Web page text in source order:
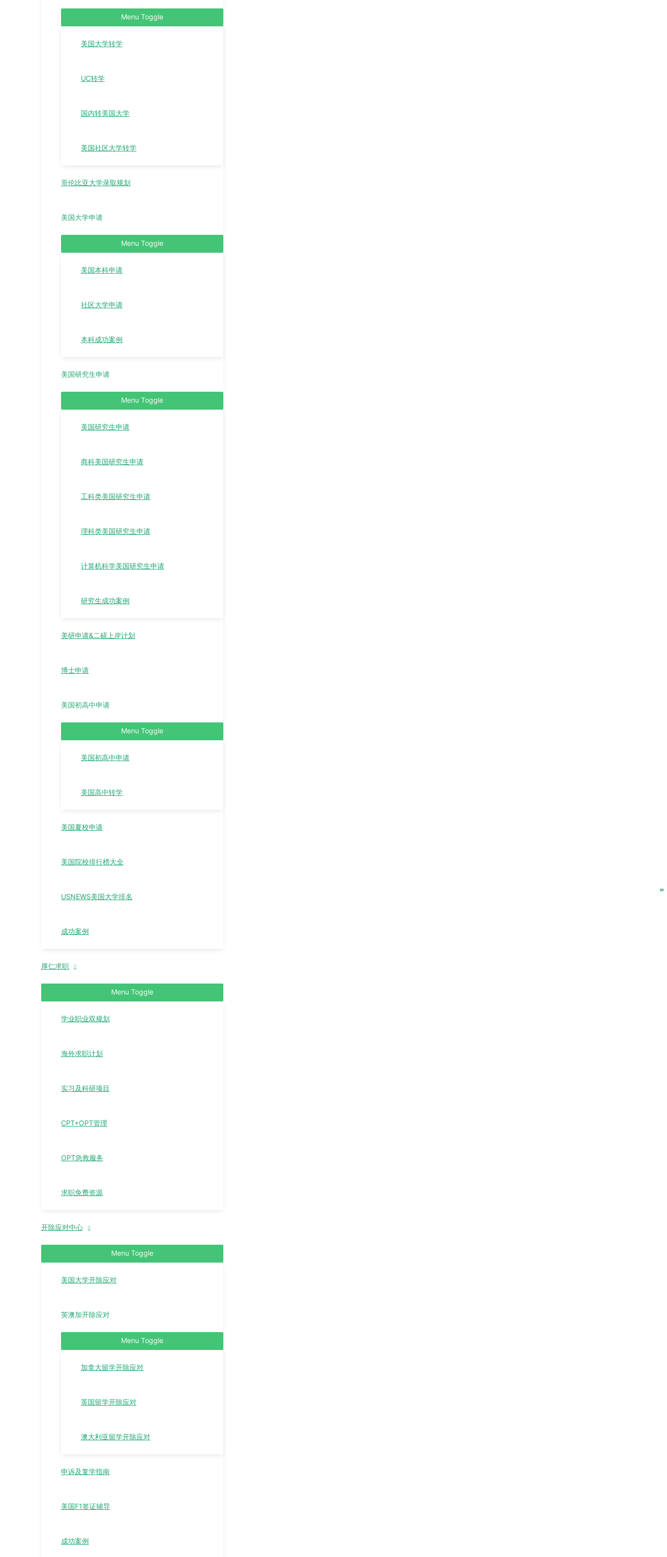
Menu Toggle
美国大学转学
UC转学
国内转美国大学
美国社区大学转学
哥伦比亚大学录取规划
美国大学申请
Menu Toggle
美国本科申请
社区大学申请
本科成功案例
美国研究生申请
Menu Toggle
美国研究生申请
商科美国研究生申请
工科类美国研究生申请
理科类美国研究生申请
计算机科学美国研究生申请
研究生成功案例
美研申请&二硕上岸计划
博士申请
美国初高中申请
Menu Toggle
美国初高中申请
美国高中转学
美国夏校申请
美国院校排行榜大全
USNEWS美国大学排名
成功案例
厚仁求职
Menu Toggle
学业职业双规划
海外求职计划
实习及科研项目
CPT+OPT管理
OPT急救服务
求职免费资源
开除应对中心
Menu Toggle
美国大学开除应对
英澳加开除应对
Menu Toggle
加拿大留学开除应对
英国留学开除应对
澳大利亚留学开除应对
申诉及复学指南
美国F1签证辅导
成功案例